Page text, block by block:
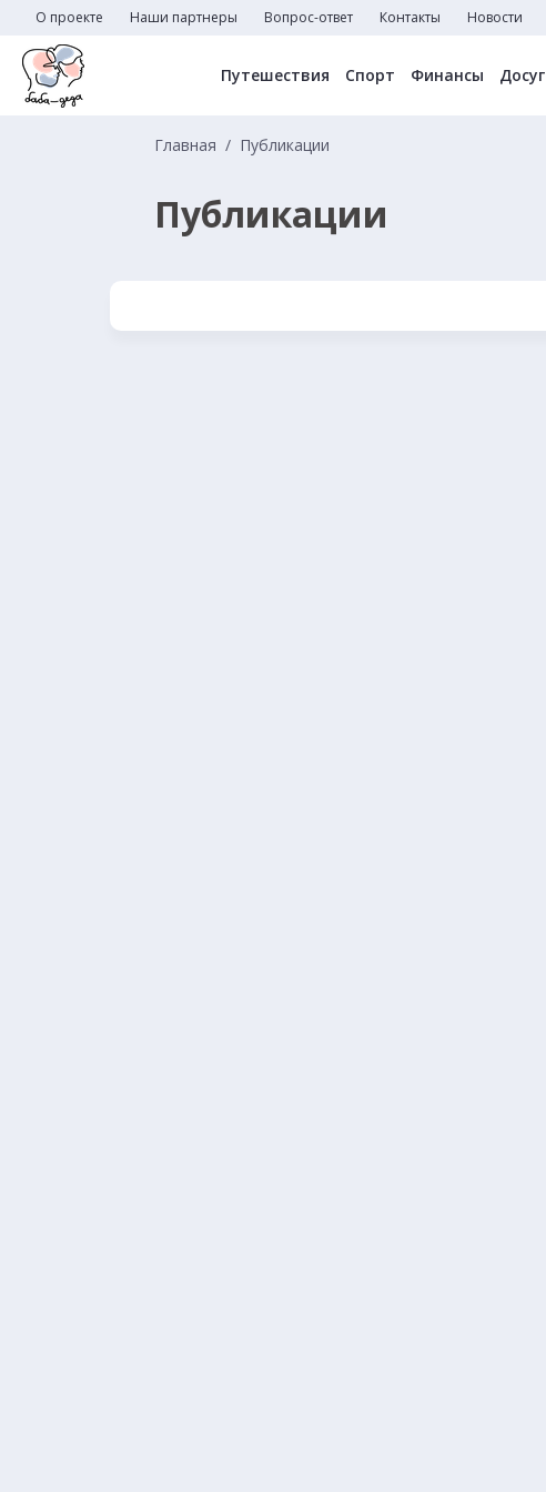
О проекте Наши партнеры Вопрос-ответ Контакты Новости
Путешествия Спорт Финансы Досуг
Главная Публикации
Публикации